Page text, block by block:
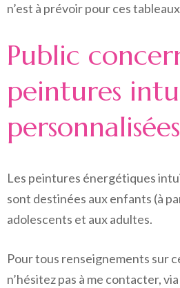
n’est à prévoir pour ces
Public
peintures
personnalisées
Les peintures énergétiques
sont destinées aux enfants (à
adolescents et aux adultes.
Pour tous renseignements sur
n’hésitez pas à me contacter,